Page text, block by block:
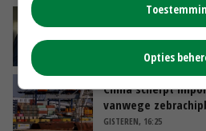
Jan Vernooij
VANDAAG, 06:00
China scherpt
vanwege
GISTEREN, 16:25
Opties